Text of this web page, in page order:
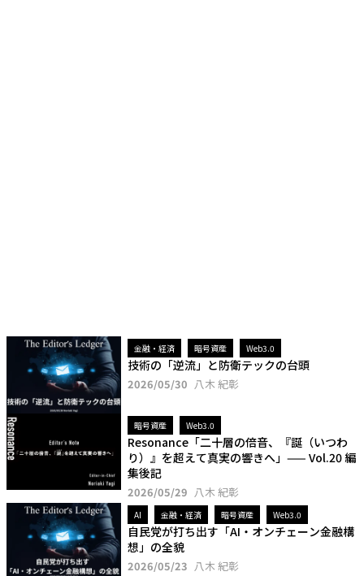
金融・経済 暗号資産 Web3.0
技術の「逆流」と防衛テックの台頭
2026/05/30 八木 紀彰
暗号資産 Web3.0
Resonance「二十層の倍音、『誕（いつわ
り）』を超えて真実の響きへ」—— Vol.20 編
集後記
2026/05/29 八木 紀彰
AI 金融・経済 暗号資産 Web3.0
自民党が打ち出す「AI・オンチェーン金融構
想」の全貌
2026/05/23 八木 紀彰